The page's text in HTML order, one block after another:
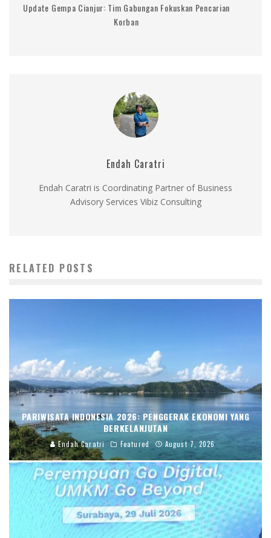
Update Gempa Cianjur: Tim Gabungan Fokuskan Pencarian
Korban
Endah Caratri
Endah Caratri is Coordinating Partner of Business
Advisory Services Vibiz Consulting
RELATED POSTS
PARIWISATA INDONESIA 2026: PENGGERAK EKONOMI YANG
BERKELANJUTAN
Endah Caratri Featured August 7, 2026